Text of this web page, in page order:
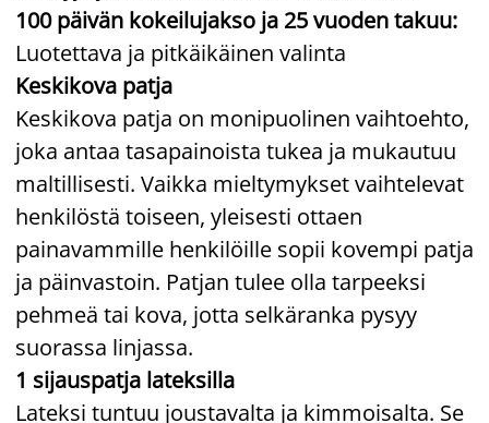
100 päivän kokeilujakso ja 25 vuoden takuu:
Luotettava ja pitkäikäinen valinta
Keskikova patja
Keskikova patja on monipuolinen vaihtoehto,
joka antaa tasapainoista tukea ja mukautuu
maltillisesti. Vaikka mieltymykset vaihtelevat
henkilöstä toiseen, yleisesti ottaen
painavammille henkilöille sopii kovempi patja
ja päinvastoin. Patjan tulee olla tarpeeksi
pehmeä tai kova, jotta selkäranka pysyy
suorassa linjassa.
1 sijauspatja lateksilla
Lateksi tuntuu joustavalta ja kimmoisalta. Se